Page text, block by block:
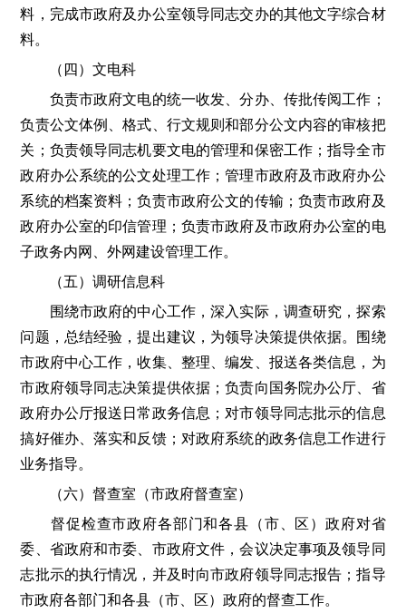
料，完成市政府及办公室领导同志交办的其他文字综合材
料。
（四）文电科
负责市政府文电的统一收发、分办、传批传阅工作；
负责公文体例、格式、行文规则和部分公文内容的审核把
关；负责领导同志机要文电的管理和保密工作；指导全市
政府办公系统的公文处理工作；管理市政府及市政府办公
系统的档案资料；负责市政府公文的传输；负责市政府及
政府办公室的印信管理；负责市政府及市政府办公室的电
子政务内网、外网建设管理工作。
（五）调研信息科
围绕市政府的中心工作，深入实际，调查研究，探索
问题，总结经验，提出建议，为领导决策提供依据。围绕
市政府中心工作，收集、整理、编发、报送各类信息，为
市政府领导同志决策提供依据；负责向国务院办公厅、省
政府办公厅报送日常政务信息；对市领导同志批示的信息
搞好催办、落实和反馈；对政府系统的政务信息工作进行
业务指导。
（六）督查室（市政府督查室）
督促检查市政府各部门和各县（市、区）政府对省
委、省政府和市委、市政府文件，会议决定事项及领导同
志批示的执行情况，并及时向市政府领导同志报告；指导
市政府各部门和各县（市、区）政府的督查工作。